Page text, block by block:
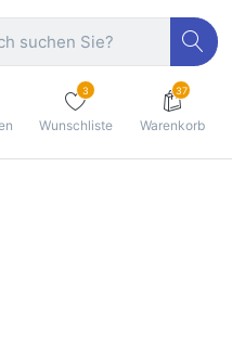
3
Wunschliste
37
Warenkorb